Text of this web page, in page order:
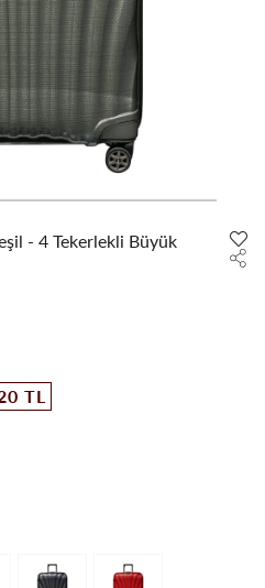
- 4 Tekerlekli Büyük
TL